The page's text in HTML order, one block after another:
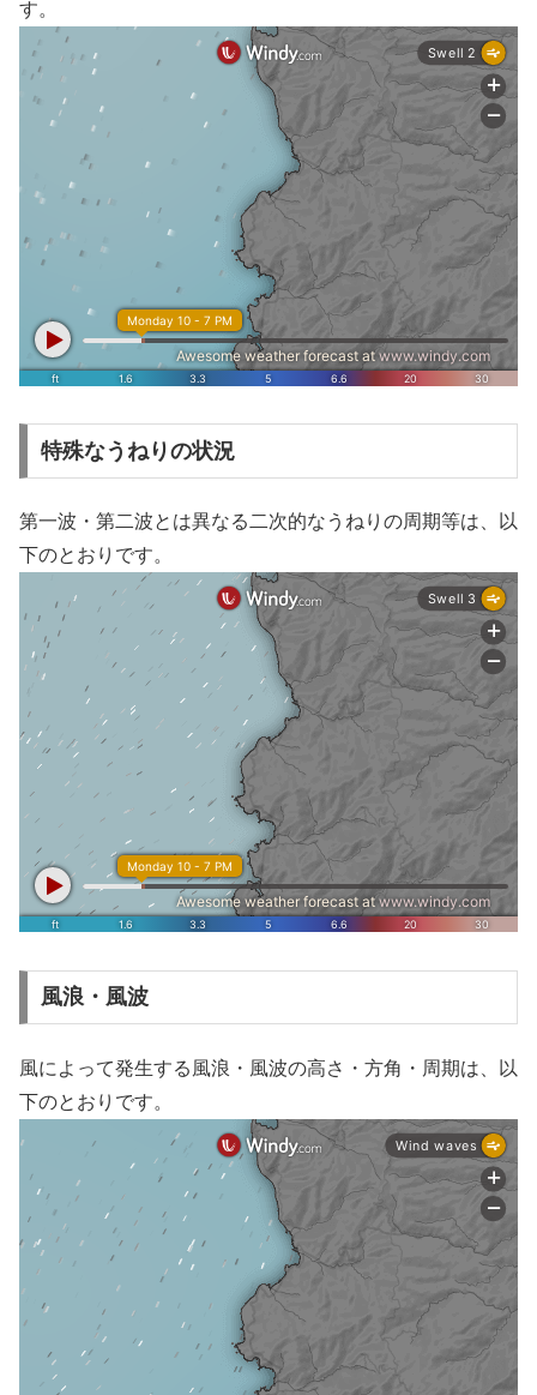
す。
特殊なうねりの状況
第一波・第二波とは異なる二次的なうねりの周期等は、以
下のとおりです。
風浪・風波
風によって発生する風浪・風波の高さ・方角・周期は、以
下のとおりです。